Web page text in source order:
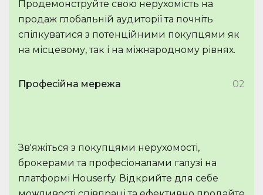
Продемонструйте свою нерухомість на
продаж глобальній аудиторії та почніть
спілкуватися з потенційними покупцями як
на місцевому, так і на міжнародному рівнях.
Професійна мережа 02
Зв'яжіться з покупцями нерухомості,
брокерами та професіоналами галузі на
платформі Houserfy. Відкрийте для себе